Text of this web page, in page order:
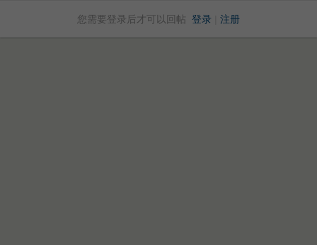
您需要登录后才可以回帖 登录 注册